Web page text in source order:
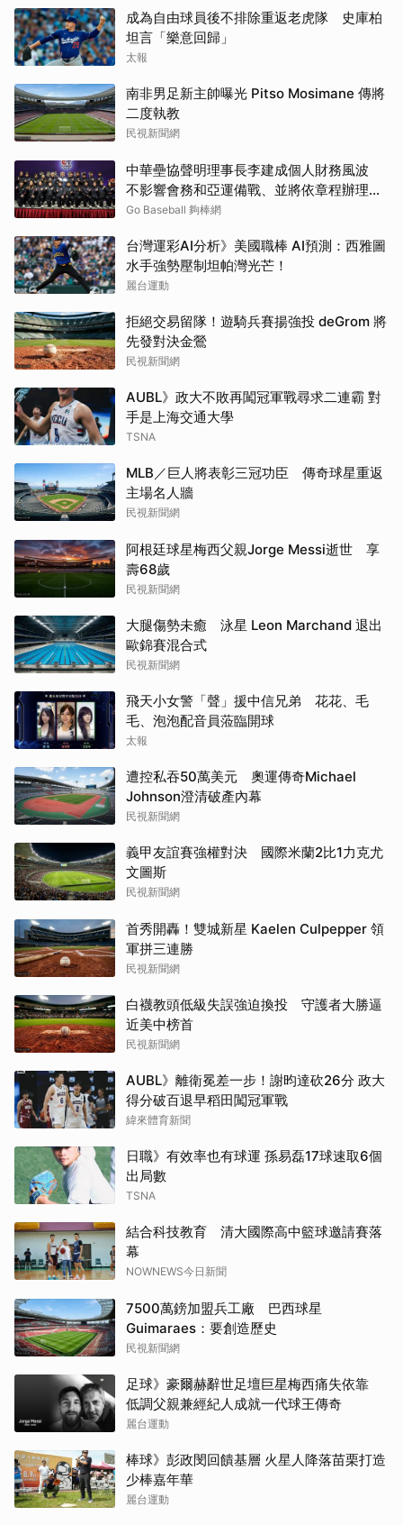
成為自由球員後不排除重返老虎隊 史庫柏
坦言「樂意回歸」
太報
南非男足新主帥曝光 Pitso Mosimane 傳將
二度執教
民視新聞網
中華壘協聲明理事長李建成個人財務風波
不影響會務和亞運備戰、並將依章程辦理改
選
Go Baseball 夠棒網
台灣運彩AI分析》美國職棒 AI預測：西雅圖
水手強勢壓制坦帕灣光芒！
麗台運動
拒絕交易留隊！遊騎兵賽揚強投 deGrom 將
先發對決金鶯
民視新聞網
AUBL》政大不敗再闖冠軍戰尋求二連霸 對
手是上海交通大學
TSNA
MLB／巨人將表彰三冠功臣 傳奇球星重返
主場名人牆
民視新聞網
阿根廷球星梅西父親Jorge Messi逝世 享
壽68歲
民視新聞網
大腿傷勢未癒 泳星 Leon Marchand 退出
歐錦賽混合式
民視新聞網
飛天小女警「聲」援中信兄弟 花花、毛
毛、泡泡配音員蒞臨開球
太報
遭控私吞50萬美元 奧運傳奇Michael
Johnson澄清破產內幕
民視新聞網
義甲友誼賽強權對決 國際米蘭2比1力克尤
文圖斯
民視新聞網
首秀開轟！雙城新星 Kaelen Culpepper 領
軍拼三連勝
民視新聞網
白襪教頭低級失誤強迫換投 守護者大勝逼
近美中榜首
民視新聞網
AUBL》離衛冕差一步！謝昀達砍26分 政大
得分破百退早稻田闖冠軍戰
緯來體育新聞
日職》有效率也有球運 孫易磊17球速取6個
出局數
TSNA
結合科技教育 清大國際高中籃球邀請賽落
幕
NOWNEWS今日新聞
7500萬鎊加盟兵工廠 巴西球星
Guimaraes：要創造歷史
民視新聞網
足球》豪爾赫辭世足壇巨星梅西痛失依靠
低調父親兼經紀人成就一代球王傳奇
麗台運動
棒球》彭政閔回饋基層 火星人降落苗栗打造
少棒嘉年華
麗台運動